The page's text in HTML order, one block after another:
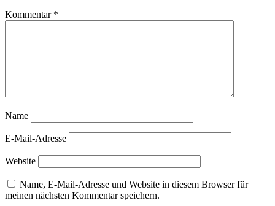
Kommentar *
Name
E-Mail-Adresse
Website
Name, E-Mail-Adresse und Website in diesem Browser für
meinen nächsten Kommentar speichern.